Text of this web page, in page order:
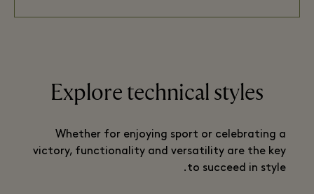
Explore technical styles
Whether for enjoying sport or celebrating a
victory, functionality and versatility are the key
to succeed in style.